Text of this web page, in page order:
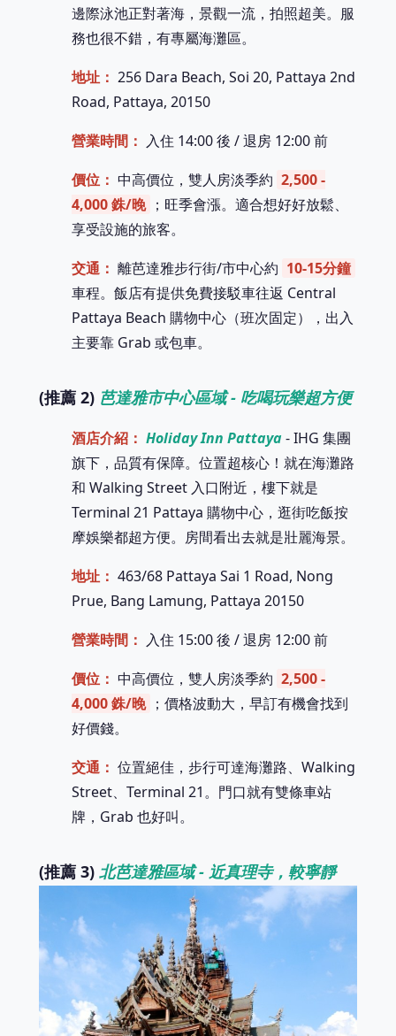
邊際泳池正對著海，景觀一流，拍照超美。服
務也很不錯，有專屬海灘區。
地址： 256 Dara Beach, Soi 20, Pattaya 2nd
Road, Pattaya, 20150
營業時間： 入住 14:00 後 / 退房 12:00 前
價位： 中高價位，雙人房淡季約 2,500 -
4,000 銖/晚 ；旺季會漲。適合想好好放鬆、
享受設施的旅客。
交通： 離芭達雅步行街/市中心約 10-15分鐘
車程。飯店有提供免費接駁車往返 Central
Pattaya Beach 購物中心（班次固定），出入
主要靠 Grab 或包車。
(推薦 2) 芭達雅市中心區域 - 吃喝玩樂超方便
酒店介紹： Holiday Inn Pattaya- IHG 集團
旗下，品質有保障。位置超核心！就在海灘路
和 Walking Street 入口附近，樓下就是
Terminal 21 Pattaya 購物中心，逛街吃飯按
摩娛樂都超方便。房間看出去就是壯麗海景。
地址： 463/68 Pattaya Sai 1 Road, Nong
Prue, Bang Lamung, Pattaya 20150
營業時間： 入住 15:00 後 / 退房 12:00 前
價位： 中高價位，雙人房淡季約 2,500 -
4,000 銖/晚 ；價格波動大，早訂有機會找到
好價錢。
交通： 位置絕佳，步行可達海灘路、Walking
Street、Terminal 21。門口就有雙條車站
牌，Grab 也好叫。
(推薦 3) 北芭達雅區域 - 近真理寺，較寧靜